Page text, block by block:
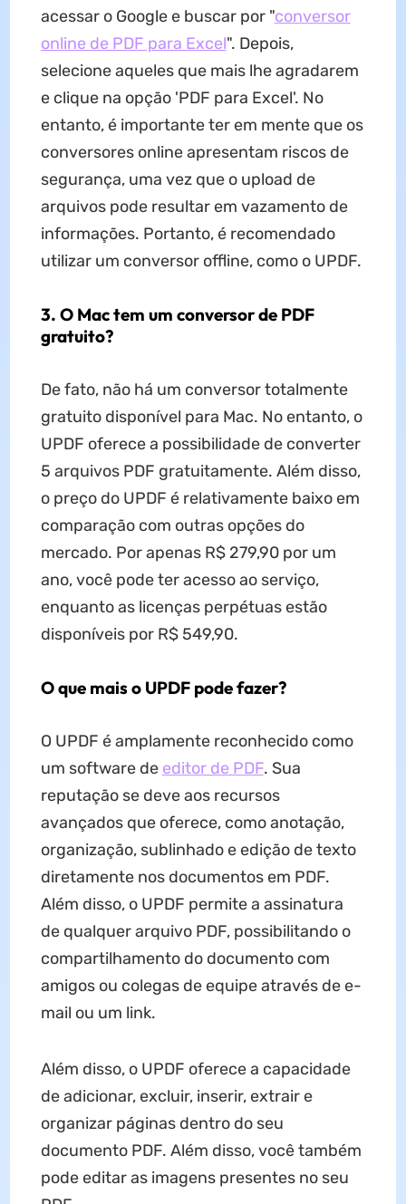
acessar o Google e buscar por "conversor
online de PDF para Excel". Depois,
selecione aqueles que mais lhe agradarem
e clique na opção 'PDF para Excel'. No
entanto, é importante ter em mente que os
conversores online apresentam riscos de
segurança, uma vez que o upload de
arquivos pode resultar em vazamento de
informações. Portanto, é recomendado
utilizar um conversor offline, como o UPDF.
3. O Mac tem um conversor de PDF
gratuito?
De fato, não há um conversor totalmente
gratuito disponível para Mac. No entanto, o
UPDF oferece a possibilidade de converter
5 arquivos PDF gratuitamente. Além disso,
o preço do UPDF é relativamente baixo em
comparação com outras opções do
mercado. Por apenas R$ 279,90 por um
ano, você pode ter acesso ao serviço,
enquanto as licenças perpétuas estão
disponíveis por R$ 549,90.
O que mais o UPDF pode fazer?
O UPDF é amplamente reconhecido como
um software de editor de PDF. Sua
reputação se deve aos recursos
avançados que oferece, como anotação,
organização, sublinhado e edição de texto
diretamente nos documentos em PDF.
Além disso, o UPDF permite a assinatura
de qualquer arquivo PDF, possibilitando o
compartilhamento do documento com
amigos ou colegas de equipe através de e-
mail ou um link.
Além disso, o UPDF oferece a capacidade
de adicionar, excluir, inserir, extrair e
organizar páginas dentro do seu
documento PDF. Além disso, você também
pode editar as imagens presentes no seu